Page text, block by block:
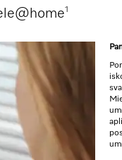
Boja
1